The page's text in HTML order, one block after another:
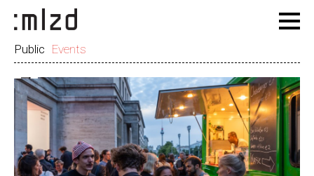
Public Events